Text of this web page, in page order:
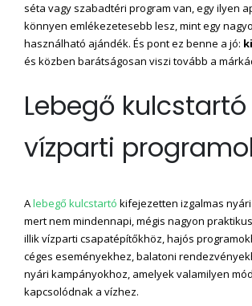
séta vagy szabadtéri program van, egy ilyen
könnyen emlékezetesebb lesz, mint egy
használható ajándék. És pont ez benne a jó:
és közben barátságosan viszi tovább a
Lebegő kulcstartó
vízparti
Alebegő kulcstartó kifejezetten izgalmas
mert nem mindennapi, mégis nagyon
illik vízparti csapatépítőkhöz, hajós
céges eseményekhez, balatoni
nyári kampányokhoz, amelyek valamilyen
kapcsolódnak a vízhez.